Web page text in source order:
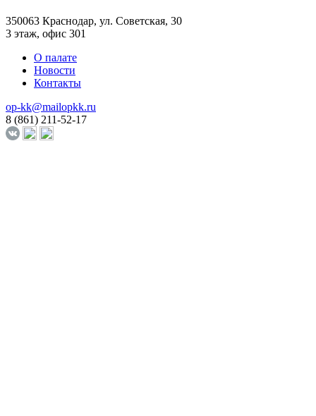
350063 Краснодар, ул. Советская, 30
3 этаж, офис 301
О палате
Новости
Контакты
op-kk@mailopkk.ru
8 (861) 211-52-17